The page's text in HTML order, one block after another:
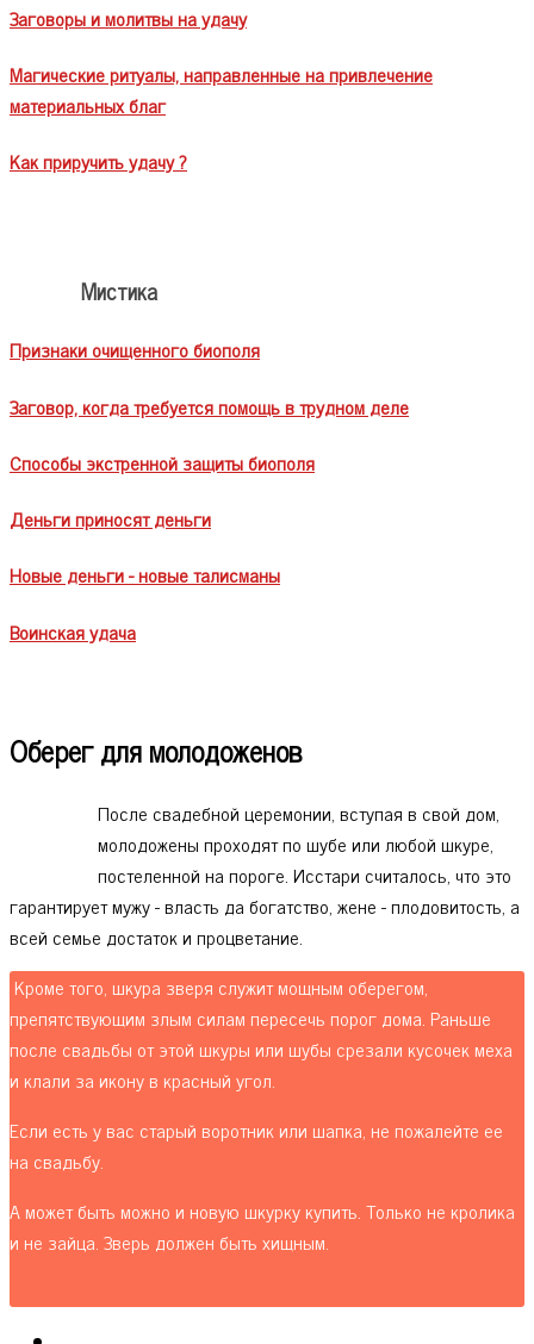
Заговоры и молитвы на удачу
Магические ритуалы, направленные на привлечение
материальных благ
Как приручить удачу ?
Мистика
Признаки очищенного биополя
Заговор, когда требуется помощь в трудном деле
Способы экстренной защиты биополя
Деньги приносят деньги
Новые деньги - новые талисманы
Воинская удача
Оберег для молодоженов
После свадебной церемонии, вступая в свой дом,
молодожены проходят по шубе или любой шкуре,
постеленной на пороге. Исстари считалось, что это
гарантирует мужу - власть да богатство, жене - плодовитость, а
всей семье достаток и процветание.
Кроме того, шкура зверя служит мощным оберегом,
препятствующим злым силам пересечь порог дома. Раньше
после свадьбы от этой шкуры или шубы срезали кусочек меха
и клали за икону в красный угол.
Если есть у вас старый воротник или шапка, не пожалейте ее
на свадьбу.
А может быть можно и новую шкурку купить. Только не кролика
и не зайца. Зверь должен быть хищным.